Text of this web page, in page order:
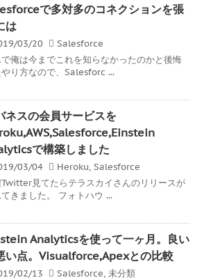
で多対多のコネクションを張
は
03/20
Salesforce
俺は今までこれを知らなかったのかと後悔
やり方なので、Salesforc ...
ネスの会員サービスを
で構築しました
03/04 Heroku, Salesforce
見てたらテラスカイさんのリリースが
きました。 フォトハウ ...
Analyticsを使って一ヶ月。良い
い点。Visualforce,Apexとの比較
02/13 Salesforce, 未分類